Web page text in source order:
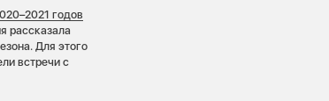
годов
рассказала
Для этого
встречи с